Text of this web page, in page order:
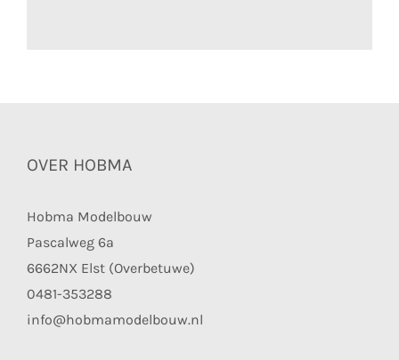
OVER HOBMA
Hobma Modelbouw
Pascalweg 6a
6662NX Elst (Overbetuwe)
0481-353288
info@hobmamodelbouw.nl